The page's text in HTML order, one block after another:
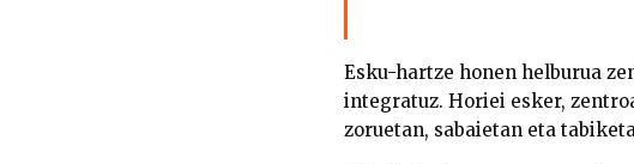
Esku-hartze honen helburua
integratuz. Horiei esker,
zoruetan, sabaietan eta